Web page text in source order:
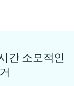
간 소모적인